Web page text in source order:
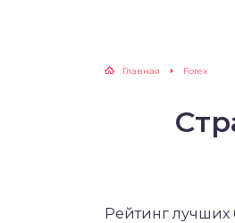
Главная Forex
Рейтинг лучших